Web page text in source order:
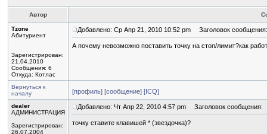
Автор
Tzone
Абитуриент
Зарегистрирован:
21.04.2010
Сообщения: 6
Откуда: Котлас
Добавлено: Ср Апр 21, 2010 10:52 pm Заголовок сообщения:
А почему невозможно поставить точку на стоп/лимит?как
Вернуться к
началу
[профиль] [сообщение] [ICQ]
dealer
АДМИНИСТРАЦИЯ
Зарегистрирован:
26.07.2004
Добавлено: Чт Апр 22, 2010 4:57 pm Заголовок сообщения:
точку ставите клавишей * (звездочка)?